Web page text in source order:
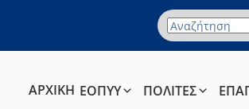
Όρος
ΑΡΧΙΚΗ ΕΟΠΥΥ ΠΟΛΙΤΕΣ